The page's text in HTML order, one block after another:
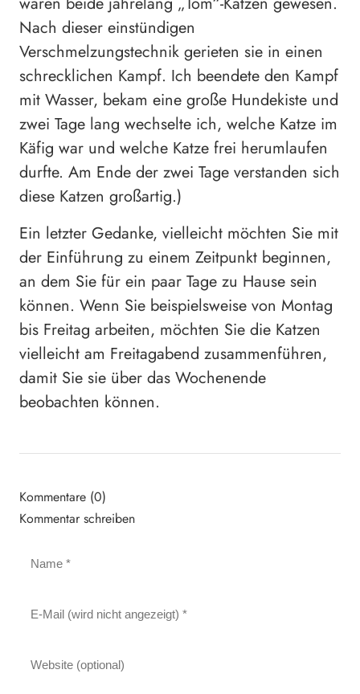
Nach dieser einstündigen
Verschmelzungstechnik gerieten sie in einen
schrecklichen Kampf. Ich beendete den Kampf
mit Wasser, bekam eine große Hundekiste und
zwei Tage lang wechselte ich, welche Katze im
Käfig war und welche Katze frei herumlaufen
durfte. Am Ende der zwei Tage verstanden sich
diese Katzen großartig.)
Ein letzter Gedanke, vielleicht möchten Sie mit
der Einführung zu einem Zeitpunkt beginnen,
an dem Sie für ein paar Tage zu Hause sein
können. Wenn Sie beispielsweise von Montag
bis Freitag arbeiten, möchten Sie die Katzen
vielleicht am Freitagabend zusammenführen,
damit Sie sie über das Wochenende
beobachten können.
Kommentare (0)
Kommentar schreiben